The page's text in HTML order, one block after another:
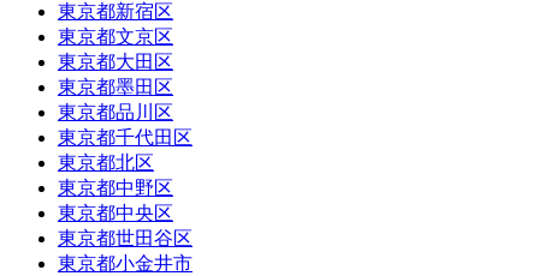
東京都新宿区
東京都文京区
東京都大田区
東京都墨田区
東京都品川区
東京都千代田区
東京都北区
東京都中野区
東京都中央区
東京都世田谷区
東京都小金井市